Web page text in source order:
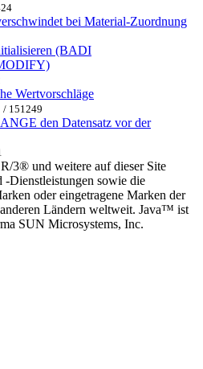
bei Material-Zuordnung
(BADI
Wertvorschläge
/ 151249
den Datensatz vor der
und weitere auf dieser Site
Dienstleistungen sowie die
oder eingetragene Marken der
Ländern weltweit. Java™ ist
SUN Microsystems, Inc.